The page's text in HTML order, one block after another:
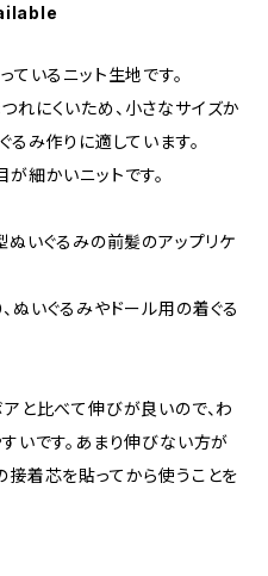
いるニット生地です。
にくいため、小さなサイズか
るみ作りに適しています。
細かいニットです。
ぬいぐるみの前髪のアップリケ
ぬいぐるみやドール用の着ぐる
と比べて伸びが良いので、わ
いです。あまり伸びない方が
着芯を貼ってから使うことを